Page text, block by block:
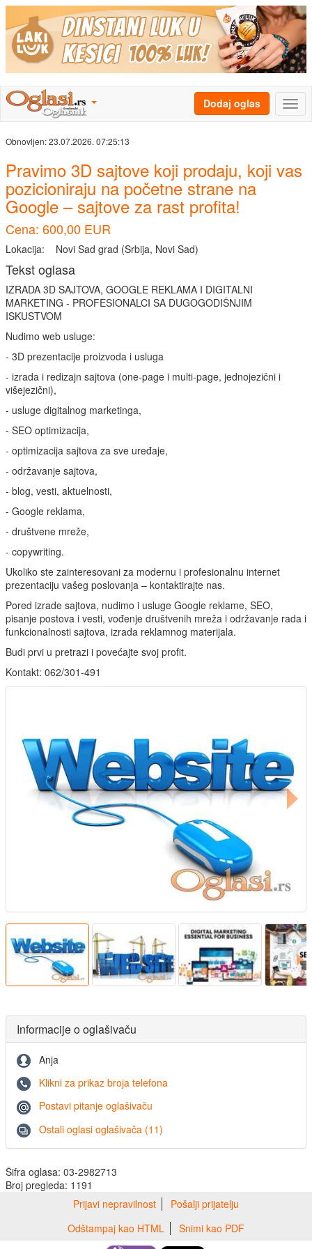
Dodaj oglas
Obnovljen:23.07.2026. 07:25:13
Pravimo 3D sajtove koji prodaju, koji vas
pozicioniraju na početne strane na
Google – sajtove za rast profita!
Cena: 600,00 EUR
Lokacija: Novi Sad grad (Srbija, Novi Sad)
Tekst oglasa
IZRADA 3D SAJTOVA, GOOGLE REKLAMA I DIGITALNI
MARKETING - PROFESIONALCI SA DUGOGODIŠNJIM
ISKUSTVOM
Nudimo web usluge:
- 3D prezentacije proizvoda i usluga
- izrada i redizajn sajtova (one-page i multi-page, jednojezični i
višejezični),
- usluge digitalnog marketinga,
- SEO optimizacija,
- optimizacija sajtova za sve uređaje,
- održavanje sajtova,
- blog, vesti, aktuelnosti,
- Google reklama,
- društvene mreže,
- copywriting.
Ukoliko ste zainteresovani za modernu i profesionalnu internet
prezentaciju vašeg poslovanja – kontaktirajte nas.
Pored izrade sajtova, nudimo i usluge Google reklame, SEO,
pisanje postova i vesti, vođenje društvenih mreža i održavanje rada i
funkcionalnosti sajtova, izrada reklamnog materijala.
Budi prvi u pretrazi i povećajte svoj profit.
Kontakt: 062/301-491
Informacije o oglašivaču
Anja
Klikni za prikaz broja telefona
Postavi pitanje oglašivaču
Ostali oglasi oglašivača (11)
Šifra oglasa: 03-2982713
Broj pregleda: 1191
Prijavi nepravilnost
Pošalji prijatelju
Odštampaj kao HTML
Snimi kao PDF